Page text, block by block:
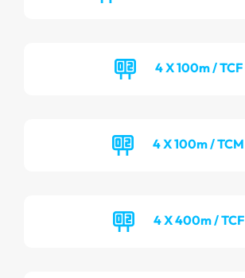
4 X 100m / TCF
4 X 100m / TCM
4 X 400m / TCF